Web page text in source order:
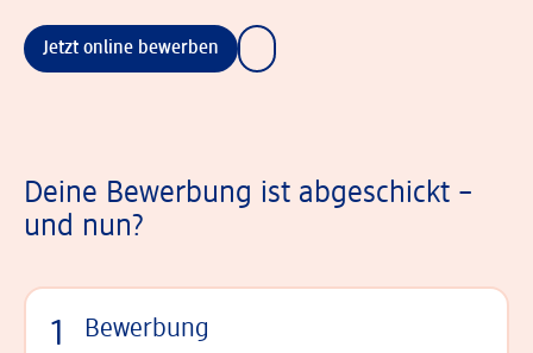
Jetzt online bewerben
Deine Bewerbung ist abgeschickt –
und nun?
1 Bewerbung